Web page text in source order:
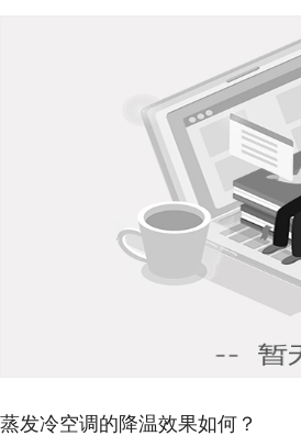
环保空调降温原理